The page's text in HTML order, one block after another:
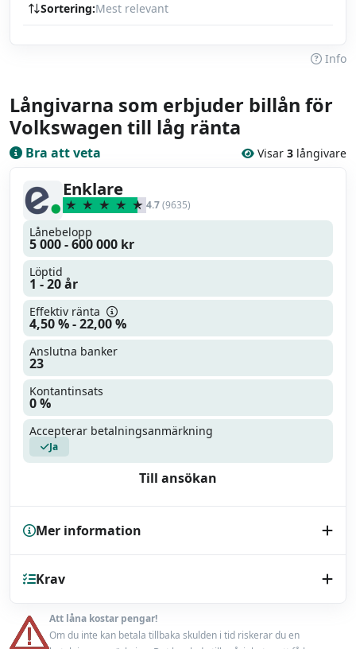
Sortering:Mest relevant
Info
Långivarna som erbjuder billån för
Volkswagen till låg ränta
Bra att veta Visar 3 långivare
Enklare
4.7(9635)
Till ansökan
Lånebelopp
5 000 - 600 000 kr
Löptid
1 - 20 år
Effektiv ränta
4,50 % - 22,00 %
Anslutna banker
23
Kontantinsats
0 %
Accepterar betalningsanmärkning
Ja
Mer information
Kreditupplysning UC
Endast bilhandlare
Krav
Minst 18 år
Att låna kostar pengar!
Om du inte kan betala tillbaka skulden i tid riskerar du en